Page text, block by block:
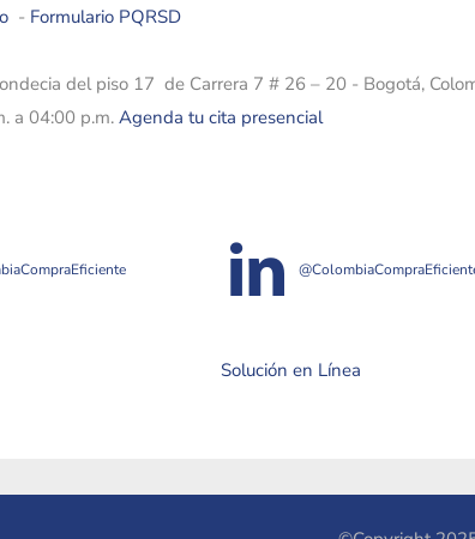
- Formulario PQRSD
del piso 17 de Carrera 7 # 26 – 20 - Bogotá,
a 04:00 p.m. Agenda tu cita presencial
Solución en Línea